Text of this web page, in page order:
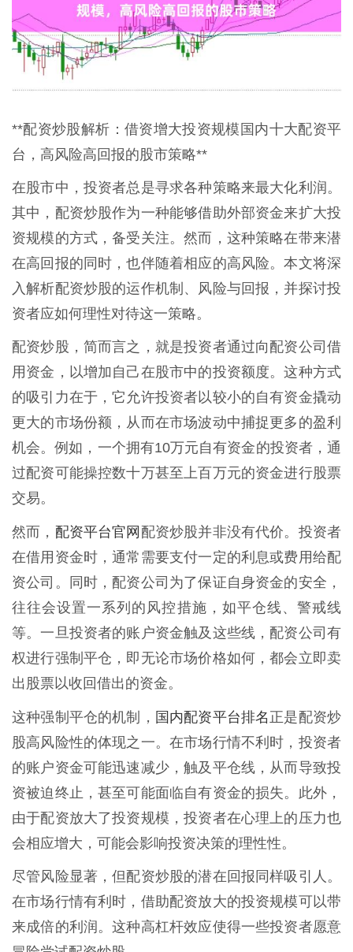
**配资炒股解析：借资增大投资规模国内十大配资平
台，高风险高回报的股市策略**
在股市中，投资者总是寻求各种策略来最大化利润。
其中，配资炒股作为一种能够借助外部资金来扩大投
资规模的方式，备受关注。然而，这种策略在带来潜
在高回报的同时，也伴随着相应的高风险。本文将深
入解析配资炒股的运作机制、风险与回报，并探讨投
资者应如何理性对待这一策略。
配资炒股，简而言之，就是投资者通过向配资公司借
用资金，以增加自己在股市中的投资额度。这种方式
的吸引力在于，它允许投资者以较小的自有资金撬动
更大的市场份额，从而在市场波动中捕捉更多的盈利
机会。例如，一个拥有10万元自有资金的投资者，通
过配资可能操控数十万甚至上百万元的资金进行股票
交易。
然而， 配资平台官网 配资炒股并非没有代价。投资者
在借用资金时，通常需要支付一定的利息或费用给配
资公司。同时，配资公司为了保证自身资金的安全，
往往会设置一系列的风控措施，如平仓线、警戒线
等。一旦投资者的账户资金触及这些线，配资公司有
权进行强制平仓，即无论市场价格如何，都会立即卖
出股票以收回借出的资金。
这种强制平仓的机制， 国内配资平台排名 正是配资炒
股高风险性的体现之一。在市场行情不利时，投资者
的账户资金可能迅速减少，触及平仓线，从而导致投
资被迫终止，甚至可能面临自有资金的损失。此外，
由于配资放大了投资规模，投资者在心理上的压力也
会相应增大，可能会影响投资决策的理性性。
尽管风险显著，但配资炒股的潜在回报同样吸引人。
在市场行情有利时，借助配资放大的投资规模可以带
来成倍的利润。这种高杠杆效应使得一些投资者愿意